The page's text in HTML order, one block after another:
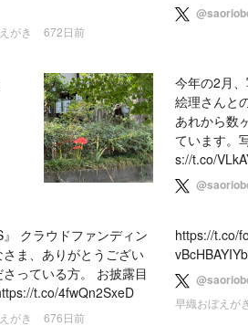
がき 672日前
今年の2月
絵理さんと
あれから数
ています。
s://t.co/
クラウドファンディン
ま、ありがとうござい
っている方。 お披露目
t.co/4fwQn2SxeD
がき 676日前
https://t.co/
vBcHBAYIYb
早織おぼえがき